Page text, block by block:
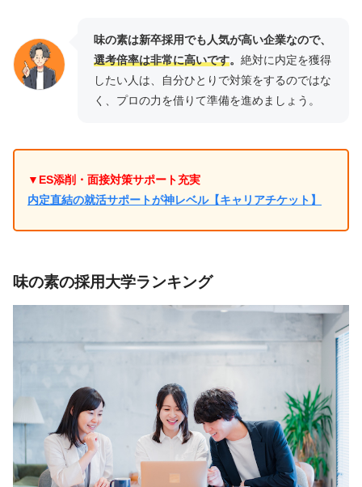
味の素は新卒採用でも人気が高い企業なので、
選考倍率は非常に高いです。 絶対に内定を獲得
したい人は、自分ひとりで対策をするのではな
く、プロの力を借りて準備を進めましょう。
▼ES添削・面接対策サポート充実
内定直結の就活サポートが神レベル【キャリアチケット】
味の素の採用大学ランキング